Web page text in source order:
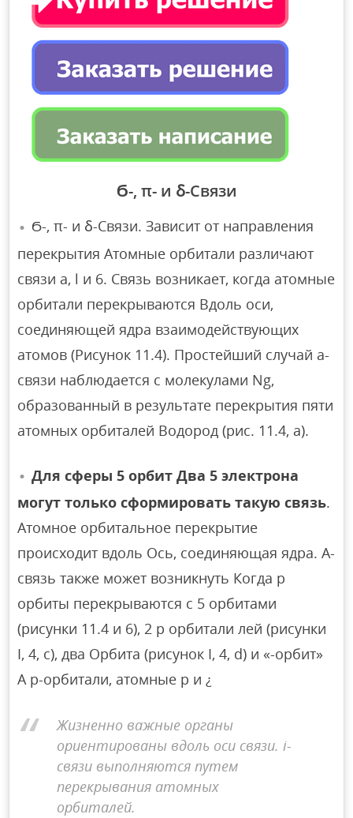
Ϭ-, π- и ẟ-Связи
Ϭ-, π- и ẟ-Связи. Зависит от направления
перекрытия Атомные орбитали различают
связи a, l и 6. Связь возникает, когда атомные
орбитали перекрываются Вдоль оси,
соединяющей ядра взаимодействующих
атомов (Рисунок 11.4). Простейший случай а-
связи наблюдается с молекулами Ng,
образованный в результате перекрытия пяти
атомных орбиталей Водород (рис. 11.4, а).
Для сферы 5 орбит Два 5 электрона
могут только сформировать такую ​​связь.
Атомное орбитальное перекрытие
происходит вдоль Ось, соединяющая ядра. А-
связь также может возникнуть Когда p
орбиты перекрываются с 5 орбитами
(рисунки 11.4 и 6), 2 p орбитали лей (рисунки
I, 4, с), два Орбита (рисунок I, 4, d) и «-орбит»
А р-орбитали, атомные р и ¿
Жизненно важные органы
ориентированы вдоль оси связи. i-
связи выполняются путем
перекрывания атомных
орбиталей.